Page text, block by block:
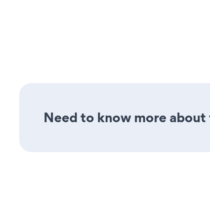
Need to know more